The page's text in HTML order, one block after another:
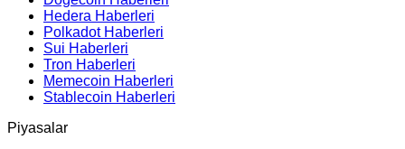
Hedera Haberleri
Polkadot Haberleri
Sui Haberleri
Tron Haberleri
Memecoin Haberleri
Stablecoin Haberleri
Piyasalar